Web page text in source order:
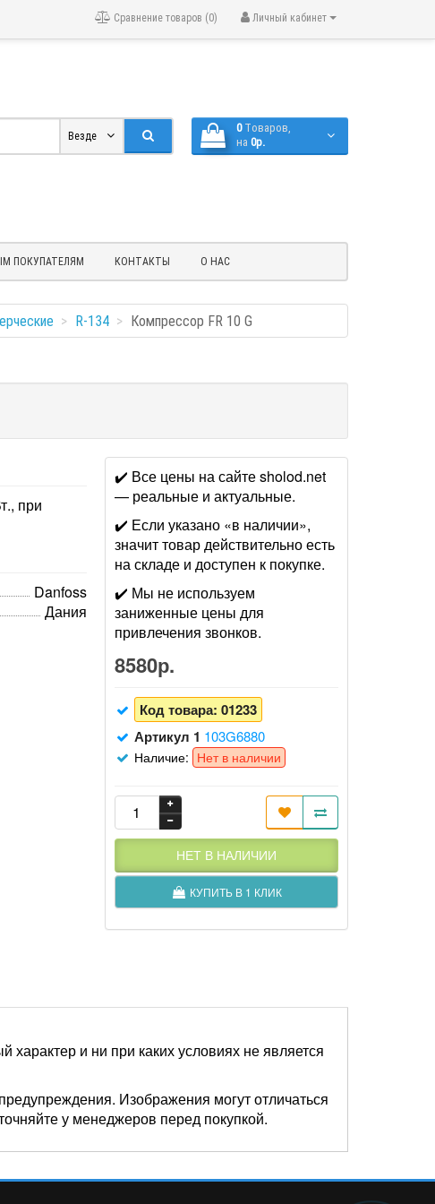
Личный кабинет
Сравнение товаров (0)
0 Tоваров,
на 0р.
Везде
ПОКУПАТЕЛЯМ КОНТАКТЫ О НАС
R-134 Компрессор FR 10 G
при
Danfoss
Дания
✔️ Все цены на сайте sholod.net
— реальные и актуальные.
✔️ Если указано «в наличии»,
значит товар действительно есть
на складе и доступен к покупке.
✔️ Мы не используем
заниженные цены для
привлечения звонков.
8580р.
Код товара: 01233
Артикул 1 103G6880
Наличие: Нет в наличии
НЕТ В НАЛИЧИИ
КУПИТЬ В 1 КЛИК
и ни при каких условиях не является
Изображения могут отличаться
у менеджеров перед покупкой.